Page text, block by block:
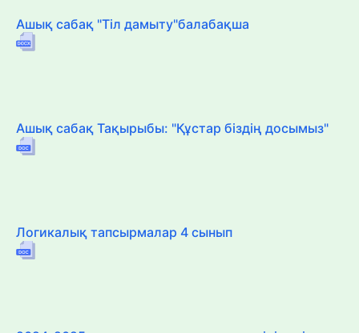
Ашық сабақ "Тіл дамыту"балабақша
Ашық сабақ Тақырыбы: "Құстар біздің досымыз"
Логикалық тапсырмалар 4 сынып